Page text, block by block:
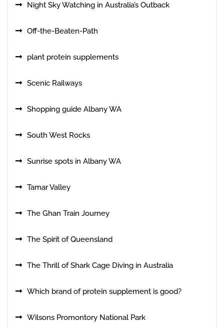
Night Sky Watching in Australia’s Outback
Off-the-Beaten-Path
plant protein supplements
Scenic Railways
Shopping guide Albany WA
South West Rocks
Sunrise spots in Albany WA
Tamar Valley
The Ghan Train Journey
The Spirit of Queensland
The Thrill of Shark Cage Diving in Australia
Which brand of protein supplement is good?
Wilsons Promontory National Park